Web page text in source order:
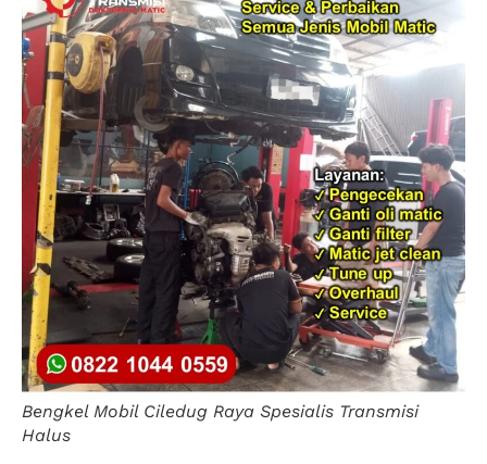
Bengkel Mobil Ciledug Raya Spesialis Transmisi
Halus